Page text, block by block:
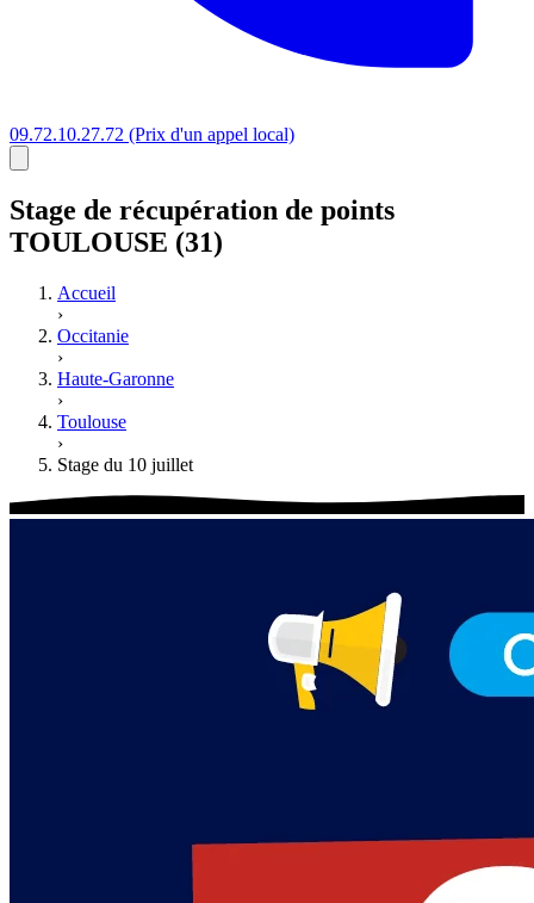
09.72.10.27.72 (Prix d'un appel local)
Stage de récupération de points
TOULOUSE (31)
Accueil
›
Occitanie
›
Haute-Garonne
›
Toulouse
›
Stage du 10 juillet